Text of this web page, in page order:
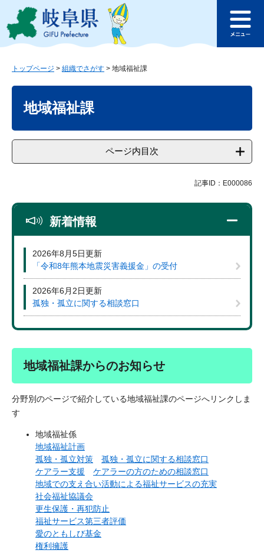
ジ
ュ
このページの本文へ
ュ
トップページ > 組織でさがす > 地域福祉課
地域福祉課
ページ内目次
記事ID：E000086
新着情報
2026年8月5日更新
「令和8年熊本地震災害義援金」の受付
2026年6月2日更新
孤独・孤立に関する相談窓口
地域福祉課からのお知らせ
分野別のページで紹介している地域福祉課のページへリンクしま
す
地域福祉係
地域福祉計画
孤独・孤立対策
孤独・孤立に関する相談窓口
ケアラー支援
ケアラーの方のための相談窓口
地域での支え合い活動による福祉サービスの充実
社会福祉協議会
更生保護・再犯防止
福祉サービス第三者評価
愛のともしび基金
権利擁護